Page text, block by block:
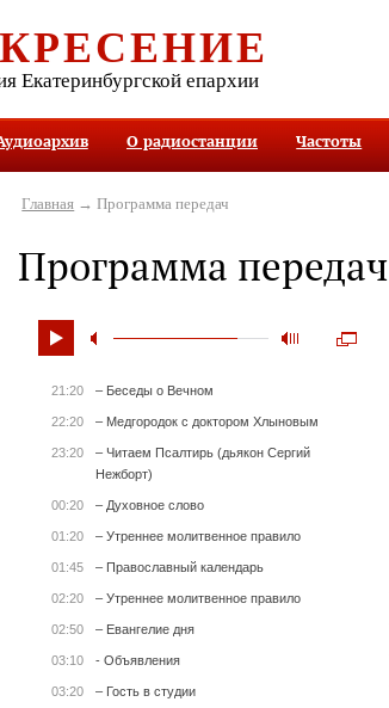
Екатеринбургской епархии
О радиостанции Частоты
Главная → Программа передач
Программа передач
21:20 – Беседы о Вечном
22:20 – Медгородок с доктором Хлыновым
23:20
– Читаем Псалтирь (дьякон Сергий
Нежборт)
00:20 – Духовное слово
01:20 – Утреннее молитвенное правило
01:45 – Православный календарь
02:20 – Утреннее молитвенное правило
02:50 – Евангелие дня
03:10 - Объявления
03:20 – Гость в студии